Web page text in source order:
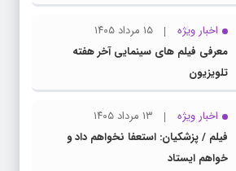
اخبار ویژه
۱۵ مرداد ۱۴۰۵
معرفی فیلم های سینمایی آخر هفته
تلویزیون
اخبار ویژه
۱۳ مرداد ۱۴۰۵
فیلم / پزشکیان: استعفا نخواهم داد و
خواهم ایستاد